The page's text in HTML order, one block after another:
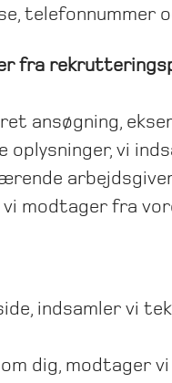
telefonnummer
fra
ansøgning,
oplysninger, vi
vi modtager fra
indsamler vi
dig, modtager